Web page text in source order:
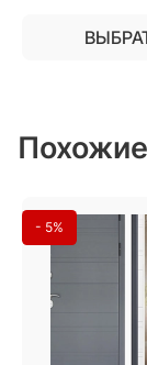
- 5%